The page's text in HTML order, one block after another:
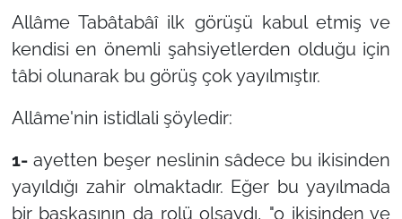
Allâme Tabâtabâî ilk görüşü kabul etmiş ve
kendisi en önemli şahsiyetlerden olduğu için
tâbi olunarak bu görüş çok yayılmıştır.
Allâme'nin istidlali şöyledir:
1- ayetten beşer neslinin sâdece bu ikisinden
yayıldığı zahir olmaktadır. Eğer bu yayılmada
bir başkasının da rolü olsaydı, "o ikisinden ve